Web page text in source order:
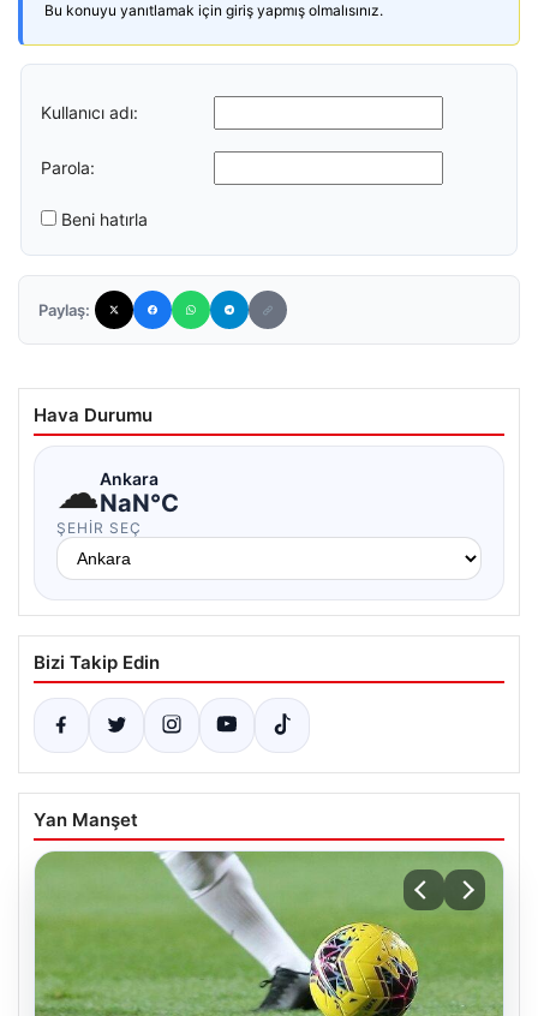
Bu konuyu yanıtlamak için giriş yapmış olmalısınız.
Kullanıcı adı:
Parola:
Beni hatırla
Paylaş:
Hava Durumu
☁Ankara
NaN°C
ŞEHIR SEÇ
Bizi Takip Edin
Yan Manşet